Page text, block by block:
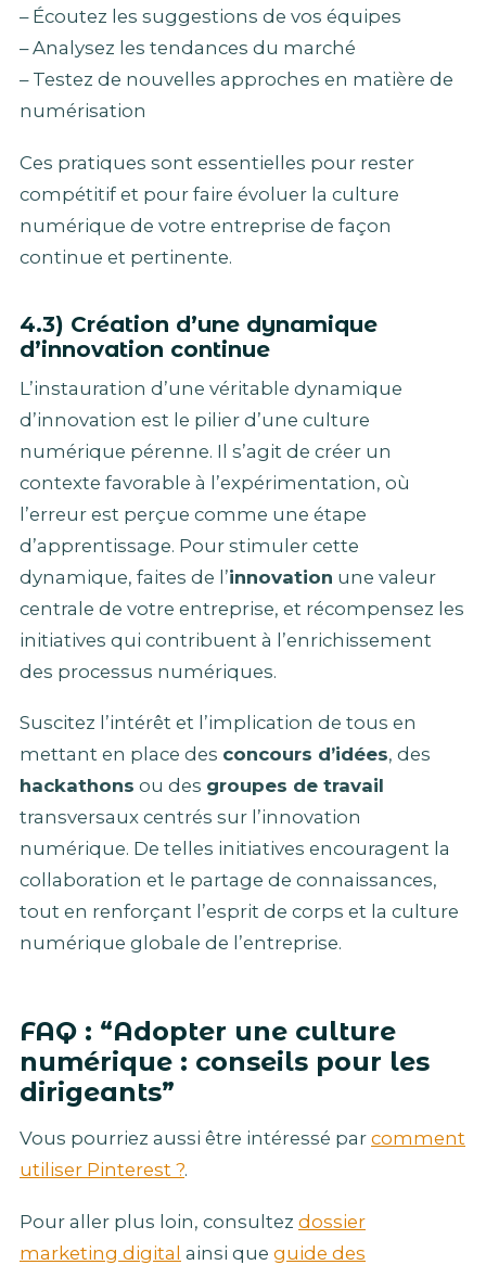
– Écoutez les suggestions de vos équipes
– Analysez les tendances du marché
– Testez de nouvelles approches en matière de
numérisation
Ces pratiques sont essentielles pour rester
compétitif et pour faire évoluer la culture
numérique de votre entreprise de façon
continue et pertinente.
4.3) Création d’une dynamique
d’innovation continue
L’instauration d’une véritable dynamique
d’innovation est le pilier d’une culture
numérique pérenne. Il s’agit de créer un
contexte favorable à l’expérimentation, où
l’erreur est perçue comme une étape
d’apprentissage. Pour stimuler cette
dynamique, faites de l’innovation une valeur
centrale de votre entreprise, et récompensez les
initiatives qui contribuent à l’enrichissement
des processus numériques.
Suscitez l’intérêt et l’implication de tous en
mettant en place des concours d’idées, des
hackathons ou des groupes de travail
transversaux centrés sur l’innovation
numérique. De telles initiatives encouragent la
collaboration et le partage de connaissances,
tout en renforçant l’esprit de corps et la culture
numérique globale de l’entreprise.
FAQ : “Adopter une culture
numérique : conseils pour les
dirigeants”
Vous pourriez aussi être intéressé par comment
utiliser Pinterest ?.
Pour aller plus loin, consultez dossier
marketing digital ainsi que guide des